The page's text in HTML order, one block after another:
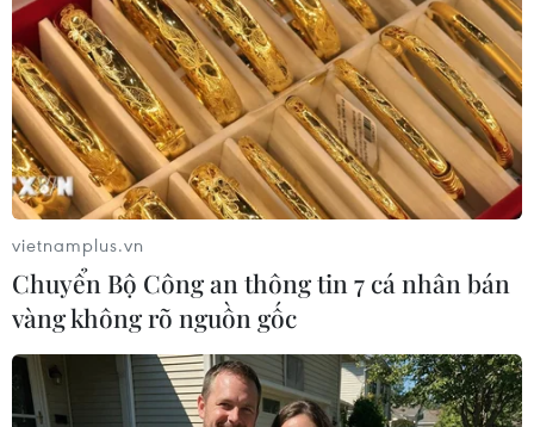
Thống đốc Ngân hàng Trung
ương Nhật Bản cho biết sẽ tiếp
tục tăng lãi suất nếu nền kinh tế
và giá cả hàng hóa của Nhật Bản
diễn biến theo dự đoán của ngân
hàng này.
vietnamplus.vn
Chuyển Bộ Công an thông tin 7 cá nhân bán
vàng không rõ nguồn gốc